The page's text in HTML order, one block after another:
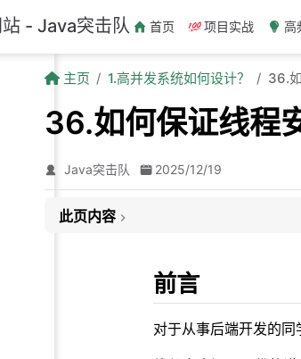
- Java突击队 首页 项目实战 高
主页 1.高并发系统如何设计？ 36.
36.如何保证线程
Java突击队 2025/12/19
此页内容
前言
对于从事后端开发的同